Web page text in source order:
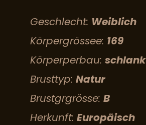
Geschlecht: Weiblich
Körpergrössee: 169
Körperperbau: schlank
Brusttyp: Natur
Brustgrgrösse: B
Herkunft: Europäisch